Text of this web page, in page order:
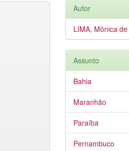
Autor
LIMA, Mônica
Assunto
Bahia
Maranhão
Paraíba
Pernambuco